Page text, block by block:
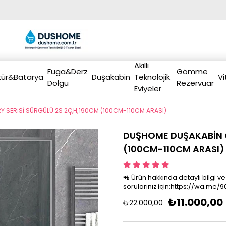
Fuga&Derz
Dolgu
Duşakabin
Akıllı
Teknolojik
Eviyeler
Gömme
Rezervuar
SERİSİ SÜRGÜLÜ 2S 2Ç,H;190CM (100CM-110CM ARASI)
DUŞHOME DUŞAKABİN
(100CM-110CM ARASI)
📲 Ürün hakkında detaylı bilgi
sorularınız için:https://wa.me/
₺22.000,00 ₺11.000,00